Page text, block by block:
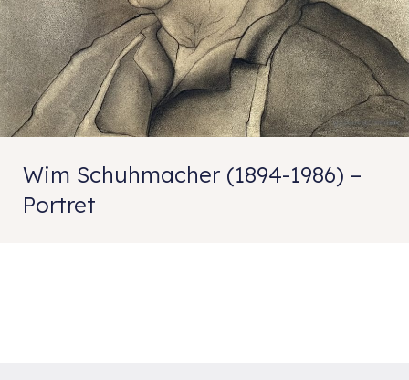
Wim Schuhmacher (1894-1986) –
Portret